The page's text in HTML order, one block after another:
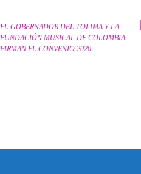
EL GOBERNADOR DEL TOLIMA Y LA
FUNDACIÓN MUSICAL DE COLOMBIA
FIRMAN EL CONVENIO 2020